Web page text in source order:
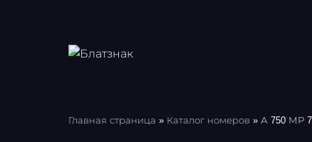
содержимому
Главная страница » Каталог номеров » А 750 МР